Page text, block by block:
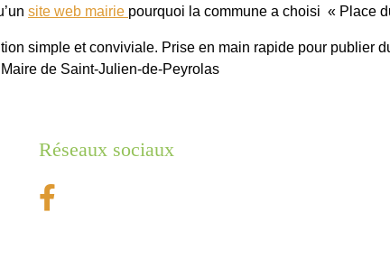
site web mairie pourquoi la commune a choisi « Place
simple et conviviale. Prise en main rapide pour publier
de Saint-Julien-de-Peyrolas
Réseaux sociaux